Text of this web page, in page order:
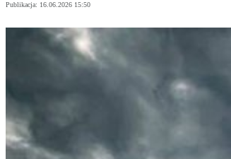
Publikacja: 16.06.2026 15:50